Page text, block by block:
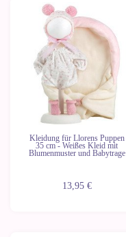
Kleidung für Llorens Puppen
35 cm - Weißes Kleid mit
Blumenmuster und Babytrage
13,95 €